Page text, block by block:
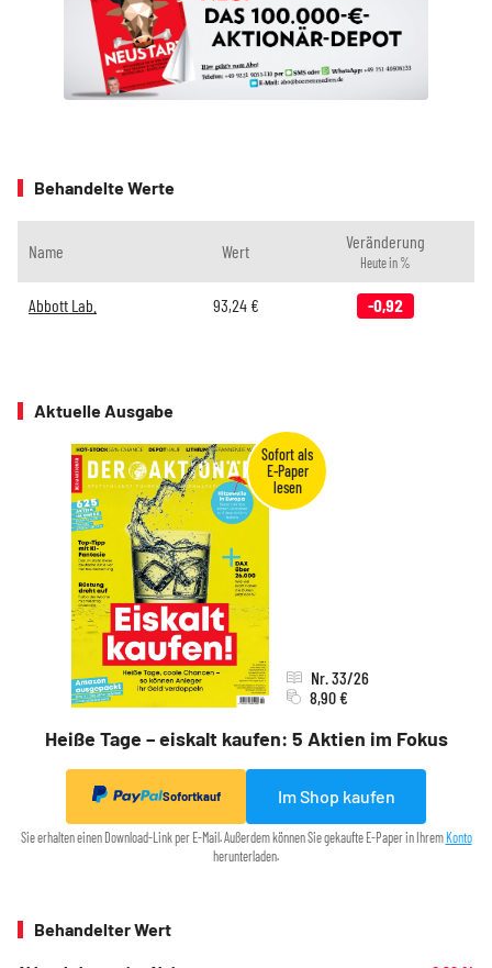
Behandelte Werte
Name Wert Veränderung
Heute in %
Abbott Lab. 93,24€ -0,92
Aktuelle Ausgabe
Heiße Tage – eiskalt kaufen: 5 Aktien im Fokus
Nr. 33/26
8,90 €
Sofortkauf Im Shop kaufen
Sie erhalten einen Download-Link per E-Mail. Außerdem können Sie gekaufte E-Paper in IhremKonto
herunterladen.
Behandelter Wert